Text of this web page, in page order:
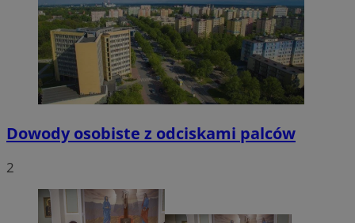
Dowody osobiste z odciskami palców
2